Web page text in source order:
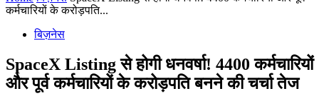
कर्मचारियों के करोड़पति...
बिज़नेस
SpaceX Listing से होगी धनवर्षा! 4400 कर्मचारियों
और पूर्व कर्मचारियों के करोड़पति बनने की चर्चा तेज